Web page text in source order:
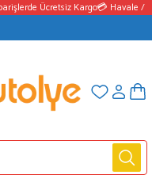
Ücretsiz Kargo💳 Havale /